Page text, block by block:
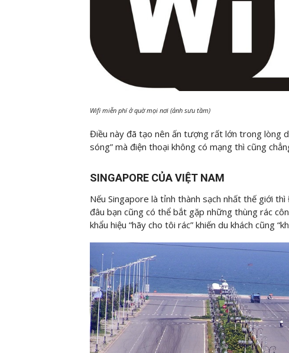
Wifi miễn phí ở quờ mọi nơi (ảnh sưu tầm)
Điều này đã tạo nên ấn tượng rất lớn trong lòng
sóng” mà điện thoại không có mạng thì cũng
SINGAPORE CỦA VIỆT NAM
Nếu Singapore là tỉnh thành sạch nhất thế giới
đâu bạn cũng có thể bắt gặp những thùng rác
khẩu hiệu “hãy cho tôi rác” khiến du khách cũng